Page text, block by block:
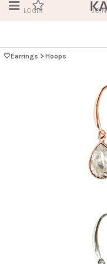
LOGIN JOIN
🤍Earrings > Hoops